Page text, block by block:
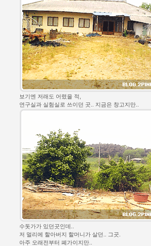
보기엔 저래도 어렸을 적,
연구실과 실험실로 쓰이던 곳.. 지금은 창고지만..
수돗가가 있던곳인데..
저 멀리에 할아버지 할머니가 살던.. 그곳.
아주 오래전부터 폐가이지만..